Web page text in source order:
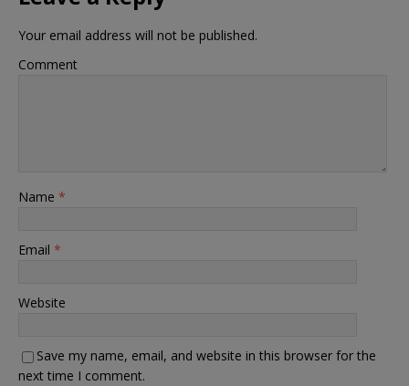
Your email address will not be published.
Comment
Name *
Email *
Website
Save my name, email, and website in this browser for the
next time I comment.